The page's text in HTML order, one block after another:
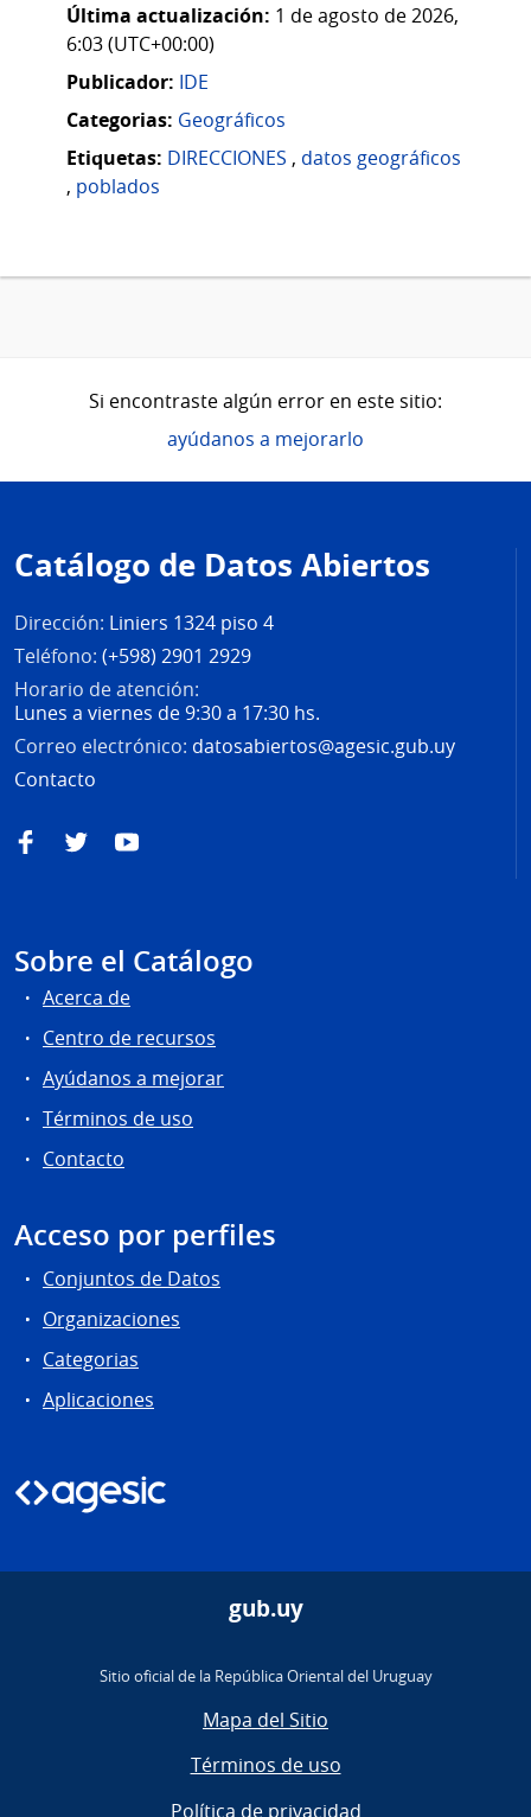
Última actualización: 1 de agosto de 2026,
6:03 (UTC+00:00)
Publicador: IDE
Categorias: Geográficos
Etiquetas: DIRECCIONES , datos geográficos
, poblados
Si encontraste algún error en este sitio:
ayúdanos a mejorarlo
de
página
Catálogo de Datos Abiertos
Dirección: Liniers 1324 piso 4
Teléfono: (+598) 2901 2929
Horario de atención:
Lunes a viernes de 9:30 a 17:30 hs.
Correo electrónico: datosabiertos@agesic.gub.uy
Contacto
FacebookTwitterYouTube
Sobre el Catálogo
Acerca de
Centro de recursos
Ayúdanos a mejorar
Términos de uso
Contacto
Acceso por perfiles
Conjuntos de Datos
Organizaciones
Categorias
Aplicaciones
gub.uy
Sitio oficial de la República Oriental del Uruguay
Mapa del Sitio
Términos de uso
Política de privacidad